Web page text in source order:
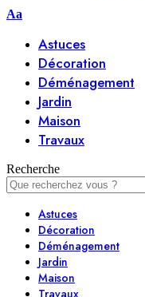
Aa
Astuces
Décoration
Déménagement
Jardin
Maison
Travaux
Recherche
Astuces
Décoration
Déménagement
Jardin
Maison
Travaux